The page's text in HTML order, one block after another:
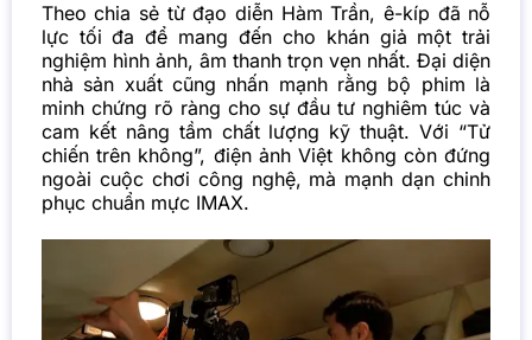
Theo chia sẻ từ đạo diễn Hàm Trần, ê-kíp đã nỗ
lực tối đa để mang đến cho khán giả một trải
nghiệm hình ảnh, âm thanh trọn vẹn nhất. Đại diện
nhà sản xuất cũng nhấn mạnh rằng bộ phim là
minh chứng rõ ràng cho sự đầu tư nghiêm túc và
cam kết nâng tầm chất lượng kỹ thuật. Với “Tử
chiến trên không”, điện ảnh Việt không còn đứng
ngoài cuộc chơi công nghệ, mà mạnh dạn chinh
phục chuẩn mực IMAX.